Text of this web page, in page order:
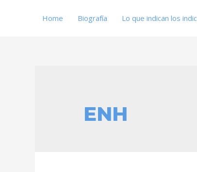
Home Biografía Lo que indican los
ENH